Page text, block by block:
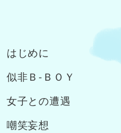
じめに
非Ｂ‐ＢＯＹ
子との遭遇
笑妄想